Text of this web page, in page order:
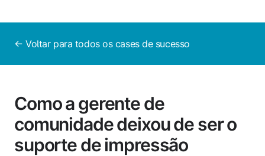
← Voltar para todos os cases de sucesso
Como a gerente de
comunidade deixou de ser o
suporte de impressão